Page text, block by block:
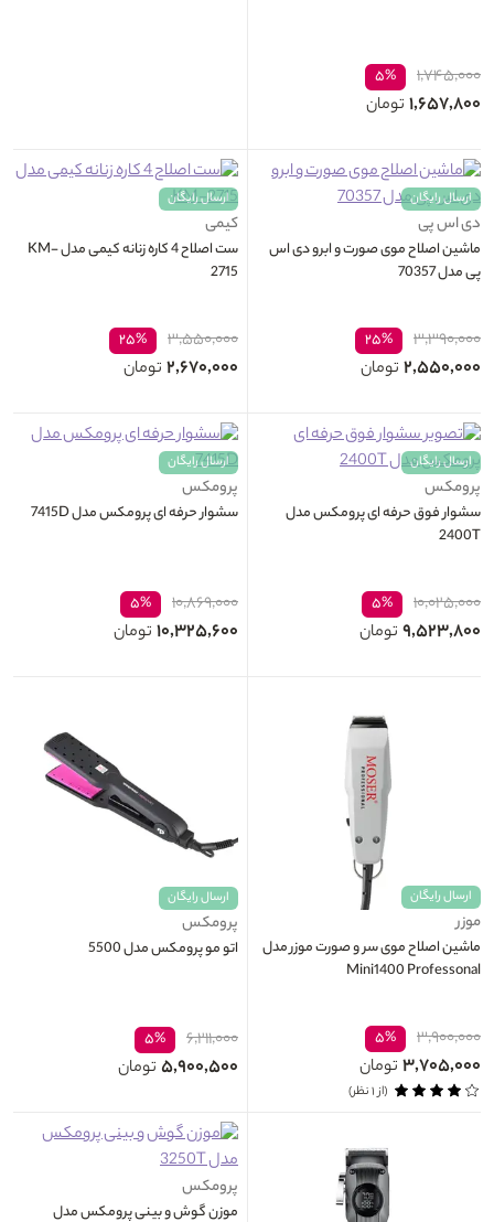
۱,۷۴۵,۰۰۰ ۵%
۱,۶۵۷,۸۰۰ تومان
ارسال رایگان
دی اس پی
ماشین اصلاح موی صورت و ابرو دی اس
پی مدل 70357
۳,۳۹۰,۰۰۰ ۲۵%
۲,۵۵۰,۰۰۰ تومان
ارسال رایگان
کیمی
ست اصلاح 4 کاره زنانه کیمی مدل KM-
2715
۳,۵۵۰,۰۰۰ ۲۵%
۲,۶۷۰,۰۰۰ تومان
ارسال رایگان
پرومکس
سشوار فوق حرفه ای پرومکس مدل
2400T
۱۰,۰۲۵,۰۰۰ ۵%
۹,۵۲۳,۸۰۰ تومان
ارسال رایگان
پرومکس
سشوار حرفه ای پرومکس مدل 7415D
۱۰,۸۶۹,۰۰۰ ۵%
۱۰,۳۲۵,۶۰۰ تومان
ارسال رایگان
موزر
ماشین اصلاح موی سر و صورت موزر مدل
Mini1400 Professonal
۳,۹۰۰,۰۰۰ ۵%
۳,۷۰۵,۰۰۰ تومان
(از ۱ نظر)
ارسال رایگان
پرومکس
اتو مو پرومکس مدل 5500
۶,۲۱۱,۰۰۰ ۵%
۵,۹۰۰,۵۰۰ تومان
پرومکس
موزن گوش و بینی پرومکس مدل